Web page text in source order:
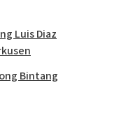
Luis Diaz
Bintang